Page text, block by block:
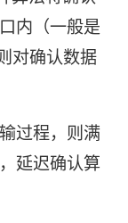
内（一般是
对确认数据
过程，则满
延迟确认算